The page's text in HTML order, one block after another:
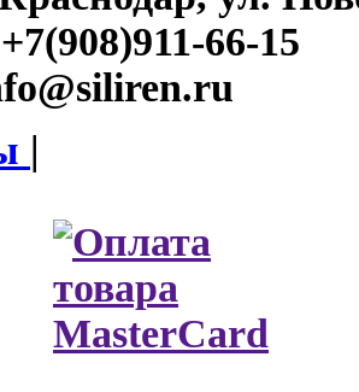
+7(908)911-66-15
|